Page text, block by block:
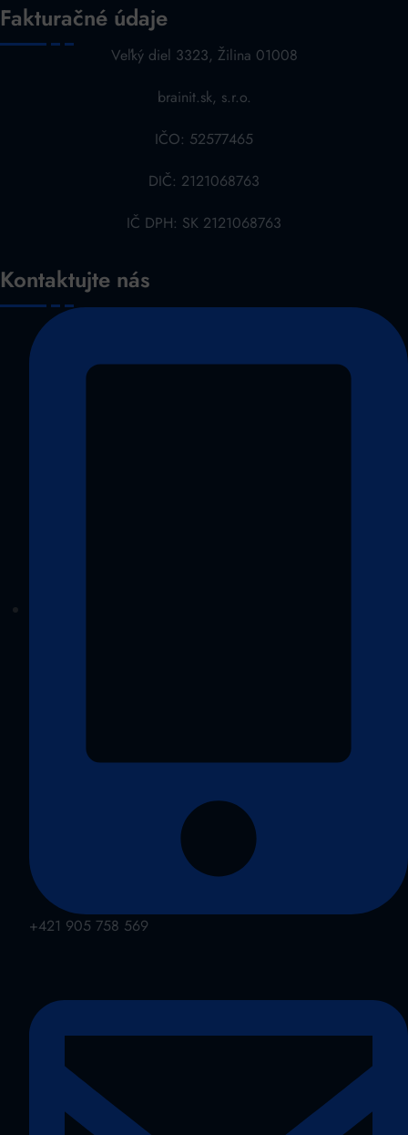
Fakturačné údaje
Veľký diel 3323, Žilina 01008
brainit.sk, s.r.o.
IČO: 52577465
DIČ: 2121068763
IČ DPH: SK 2121068763
Kontaktujte nás
+421 905 758 569